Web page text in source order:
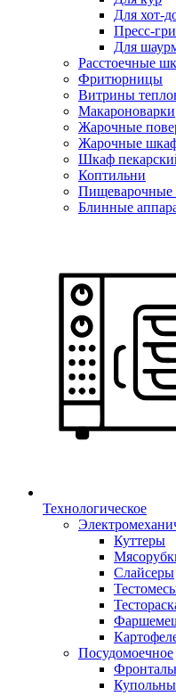
Для хот-
Пресс-
Для
Расстоечные
Фритюрницы
Витрины
Макароноварки
Жарочные
Жарочные
Шкаф
Коптильни
Пищеварочные
Блинные
Технологическое
Куттеры
Слайсеры
Посудомоечное